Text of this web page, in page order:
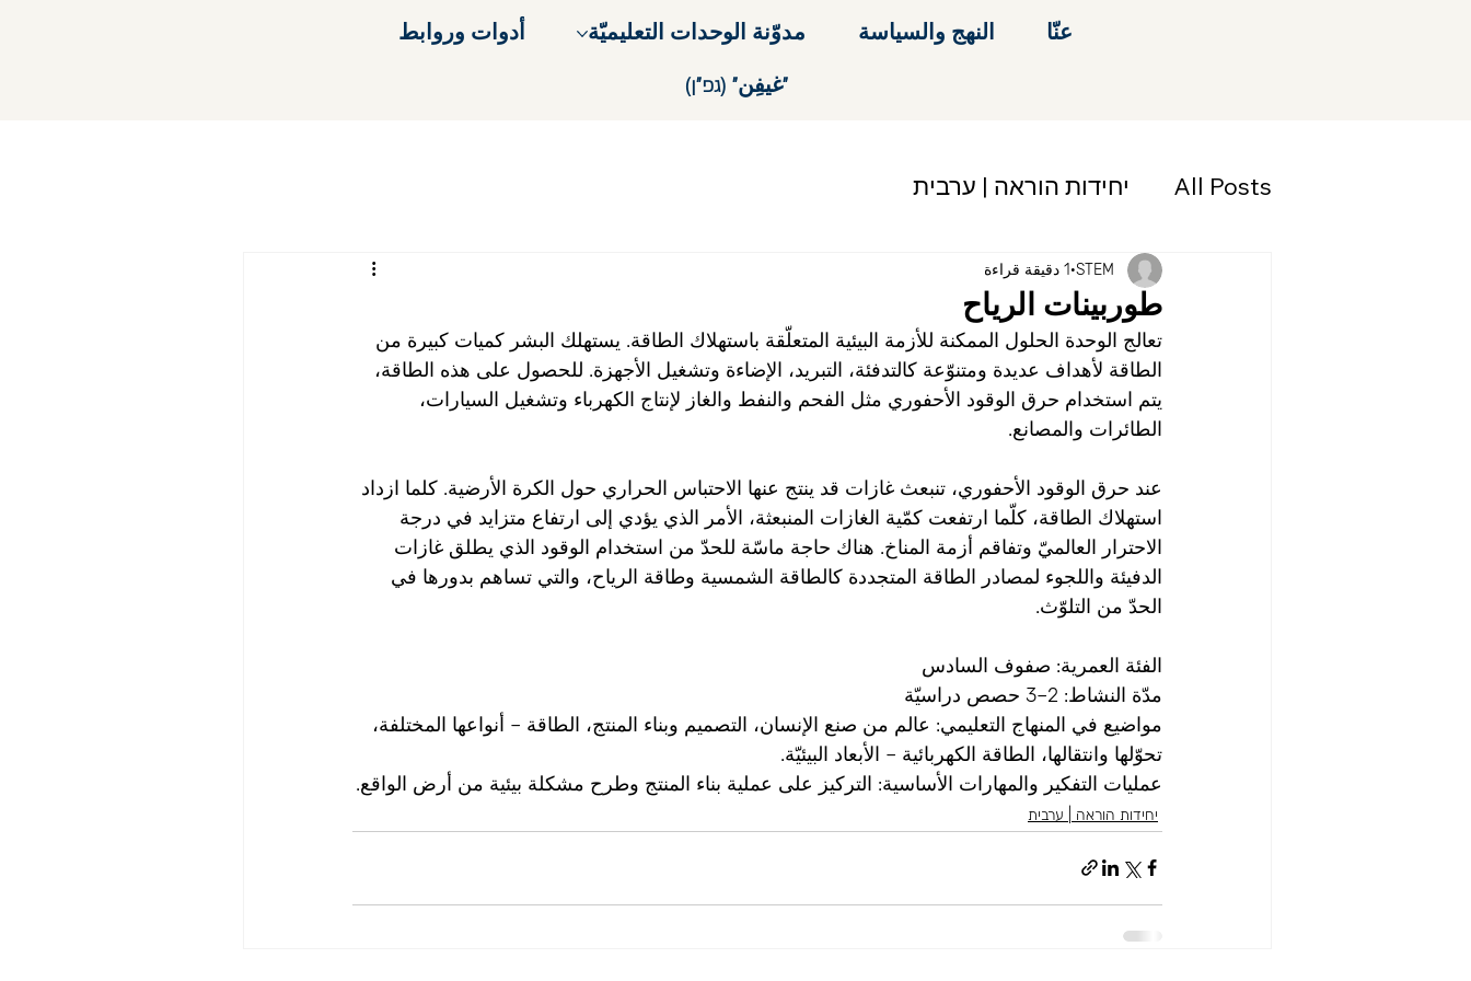
عنّا النهج والسياسة مدوّنة الوحدات التعليميّة أدوات وروابط
"غيفِن" (גפ"ן)
All Posts יחידות הוראה | ערבית
طوربينات الرياح
STEM 1 دقيقة قراءة
تعالج الوحدة الحلول الممكنة للأزمة البيئية المتعلّقة باستهلاك الطاقة. يستهلك البشر كميات كبيرة من
الطاقة لأهداف عديدة ومتنوّعة كالتدفئة، التبريد، الإضاءة وتشغيل الأجهزة. للحصول على هذه الطاقة،
يتم استخدام حرق الوقود الأحفوري مثل الفحم والنفط والغاز لإنتاج الكهرباء وتشغيل السيارات،
الطائرات والمصانع.
عند حرق الوقود الأحفوري، تنبعث غازات قد ينتج عنها الاحتباس الحراري حول الكرة الأرضية. كلما ازداد
استهلاك الطاقة، كلّما ارتفعت كمّية الغازات المنبعثة، الأمر الذي يؤدي إلى ارتفاع متزايد في درجة
الاحترار العالميّ وتفاقم أزمة المناخ. هناك حاجة ماسّة للحدّ من استخدام الوقود الذي يطلق غازات
الدفيئة واللجوء لمصادر الطاقة المتجددة كالطاقة الشمسية وطاقة الرياح، والتي تساهم بدورها في
الحدّ من التلوّث.
الفئة العمرية: صفوف السادس
مدّة النشاط: 2–3 حصص دراسيّة
مواضيع في المنهاج التعليمي: عالم من صنع الإنسان، التصميم وبناء المنتج، الطاقة – أنواعها المختلفة،
تحوّلها وانتقالها، الطاقة الكهربائية – الأبعاد البيئيّة.
عمليات التفكير والمهارات الأساسية: التركيز على عملية بناء المنتج وطرح مشكلة بيئية من أرض الواقع.
יחידות הוראה | ערבית